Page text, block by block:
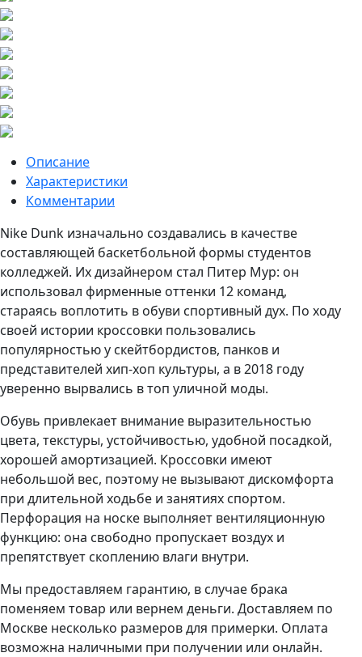
Описание
Характеристики
Комментарии
Nike Dunk изначально создавались в качестве
составляющей баскетбольной формы студентов
колледжей. Их дизайнером стал Питер Мур: он
использовал фирменные оттенки 12 команд,
стараясь воплотить в обуви спортивный дух. По ходу
своей истории кроссовки пользовались
популярностью у скейтбордистов, панков и
представителей хип-хоп культуры, а в 2018 году
уверенно вырвались в топ уличной моды.
Обувь привлекает внимание выразительностью
цвета, текстуры, устойчивостью, удобной посадкой,
хорошей амортизацией. Кроссовки имеют
небольшой вес, поэтому не вызывают дискомфорта
при длительной ходьбе и занятиях спортом.
Перфорация на носке выполняет вентиляционную
функцию: она свободно пропускает воздух и
препятствует скоплению влаги внутри.
Мы предоставляем гарантию, в случае брака
поменяем товар или вернем деньги. Доставляем по
Москве несколько размеров для примерки. Оплата
возможна наличными при получении или онлайн.